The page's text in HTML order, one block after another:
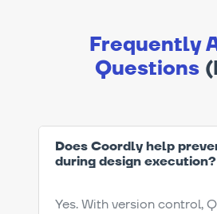
Frequently
Questions
Does Coordly help
during design execution?
Yes. With version control,